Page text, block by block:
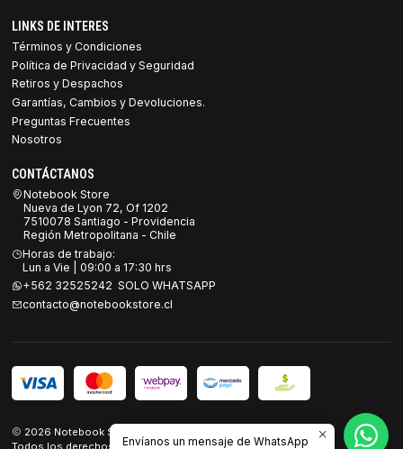
LINKS DE INTERES
Términos y Condiciones
Política de Privacidad y Seguridad
Retiros y Despachos
Garantías, Cambios y Devoluciones.
Preguntas Frecuentes
Nosotros
CONTÁCTANOS
Notebook Store
Nueva de Lyon 72, Of 1202
7510078 Santiago - Providencia
Región Metropolitana - Chile
Horas de trabajo:
Lun a Vie | 09:00 a 17:30 hrs
+562 32525242 SOLO WHATSAPP
contacto@notebookstore.cl
2026 Notebook Store.
Todos los derechos reservados.Desarrollado por Jumpseller
Envíanos un mensaje de WhatsApp